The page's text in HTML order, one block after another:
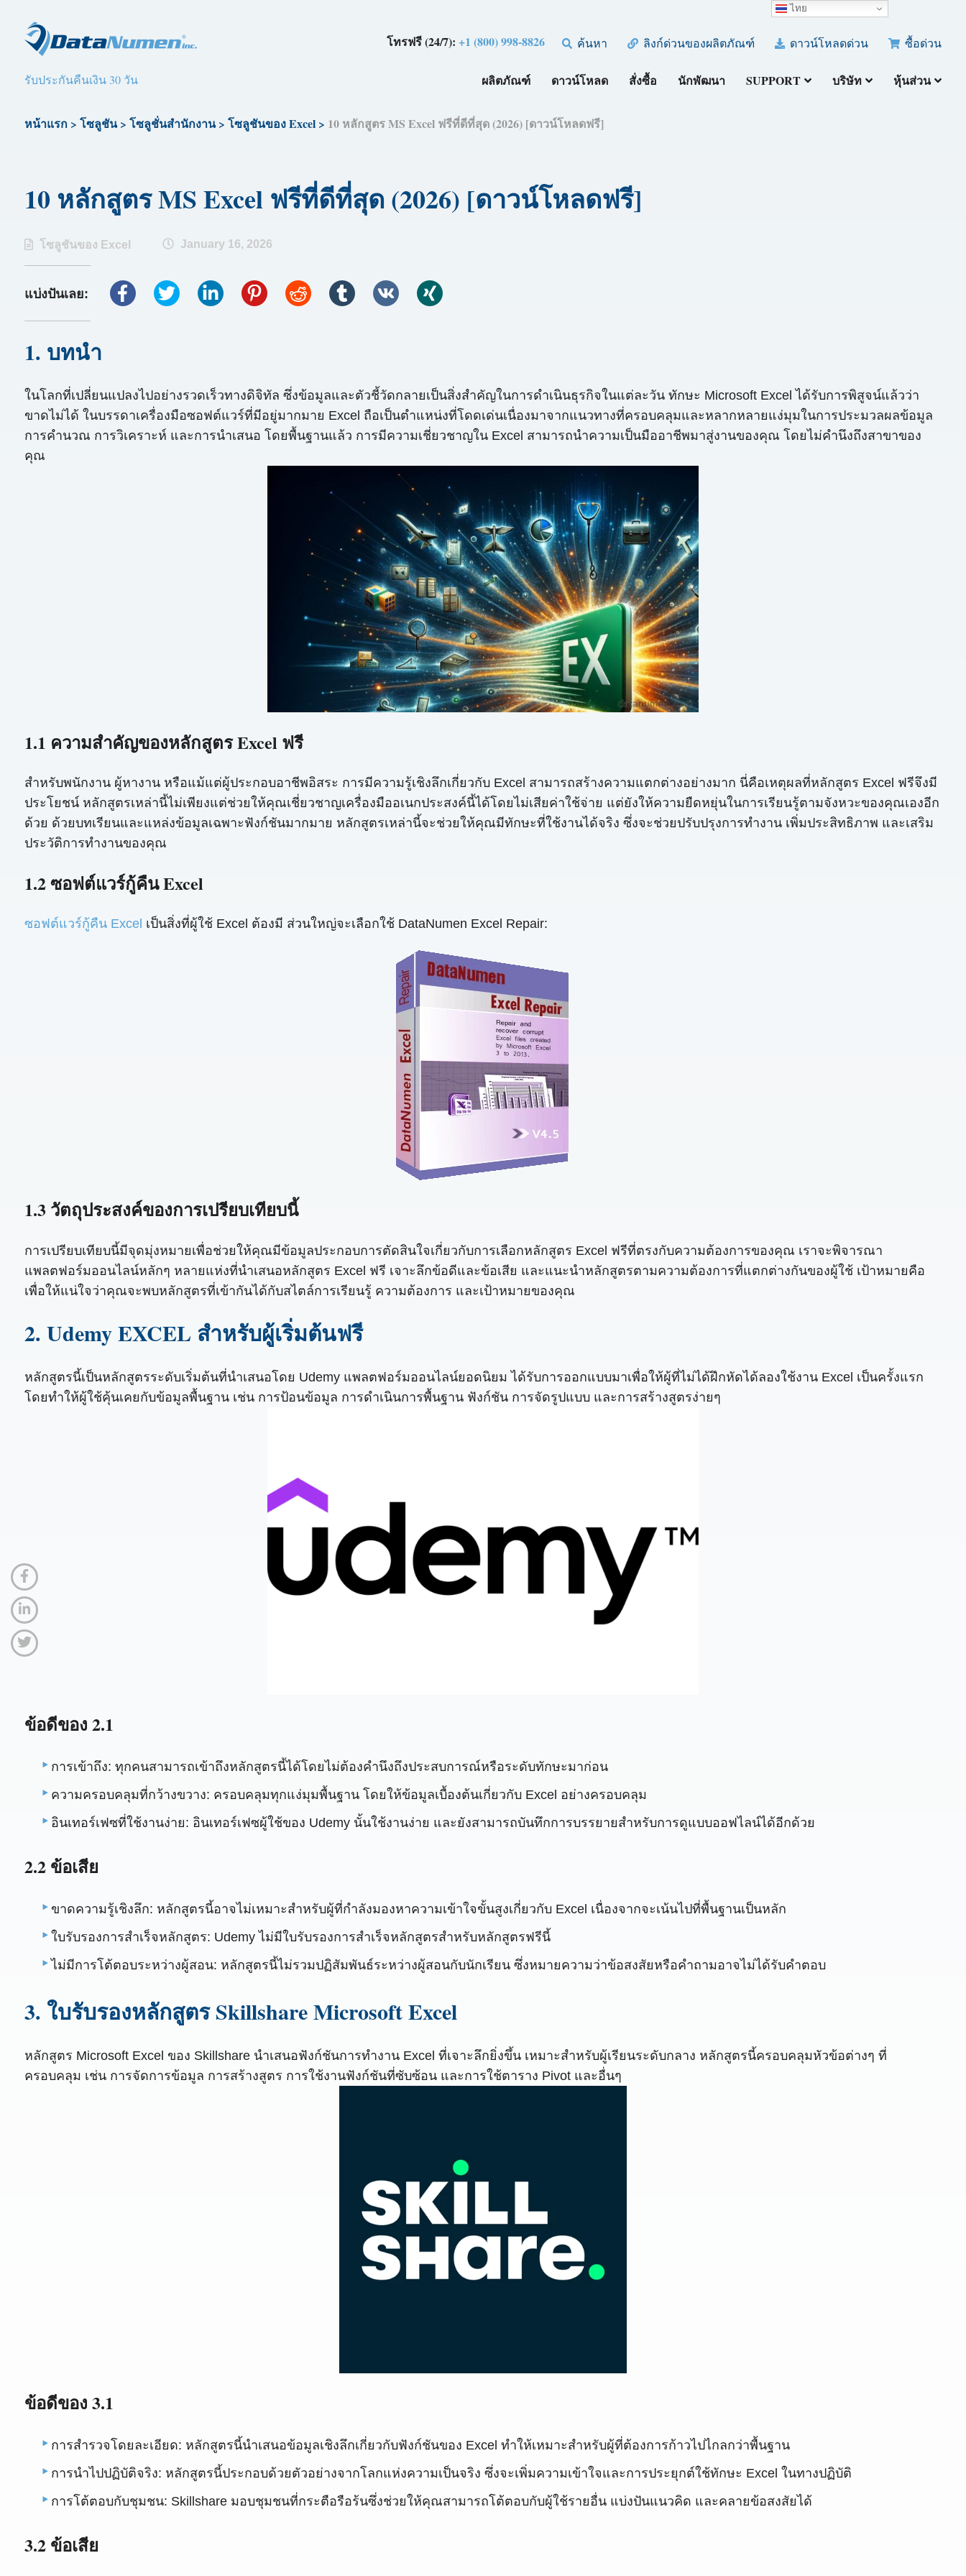
โทรฟรี (24/7):+1 (800) 998-8826 ค้นหา ลิงก์ด่วนของผลิตภัณฑ์ ดาวน์โหลดด่วน ซื้อด่วน
รับประกันคืนเงิน 30 วัน ผลิตภัณฑ์ ดาวน์โหลด สั่งซื้อ นักพัฒนา SUPPORT บริษัท หุ้นส่วน
หน้าแรก> โซลูชัน> โซลูชั่นสำนักงาน> โซลูชันของ Excel> 10 หลักสูตร MS Excel ฟรีที่ดีที่สุด (2026) [ดาวน์โหลดฟรี]
10 หลักสูตร MS Excel ฟรีที่ดีที่สุด (2026) [ดาวน์โหลดฟรี]
โซลูชันของ Excel January 16, 2026
แบ่งปันเลย:
1. บทนำ
ในโลกที่เปลี่ยนแปลงไปอย่างรวดเร็วทางดิจิทัล ซึ่งข้อมูลและตัวชี้วัดกลายเป็นสิ่งสำคัญในการดำเนินธุรกิจในแต่ละวัน ทักษะ Microsoft Excel ได้รับการพิสูจน์แล้วว่า
ขาดไม่ได้ ในบรรดาเครื่องมือซอฟต์แวร์ที่มีอยู่มากมาย Excel ถือเป็นตำแหน่งที่โดดเด่นเนื่องมาจากแนวทางที่ครอบคลุมและหลากหลายแง่มุมในการประมวลผลข้อมูล
การคำนวณ การวิเคราะห์ และการนำเสนอ โดยพื้นฐานแล้ว การมีความเชี่ยวชาญใน Excel สามารถนำความเป็นมืออาชีพมาสู่งานของคุณ โดยไม่คำนึงถึงสาขาของ
คุณ
1.1 ความสำคัญของหลักสูตร Excel ฟรี
สำหรับพนักงาน ผู้หางาน หรือแม้แต่ผู้ประกอบอาชีพอิสระ การมีความรู้เชิงลึกเกี่ยวกับ Excel สามารถสร้างความแตกต่างอย่างมาก นี่คือเหตุผลที่หลักสูตร Excel ฟรีจึงมี
ประโยชน์ หลักสูตรเหล่านี้ไม่เพียงแต่ช่วยให้คุณเชี่ยวชาญเครื่องมืออเนกประสงค์นี้ได้โดยไม่เสียค่าใช้จ่าย แต่ยังให้ความยืดหยุ่นในการเรียนรู้ตามจังหวะของคุณเองอีก
ด้วย ด้วยบทเรียนและแหล่งข้อมูลเฉพาะฟังก์ชันมากมาย หลักสูตรเหล่านี้จะช่วยให้คุณมีทักษะที่ใช้งานได้จริง ซึ่งจะช่วยปรับปรุงการทำงาน เพิ่มประสิทธิภาพ และเสริม
ประวัติการทำงานของคุณ
1.2 ซอฟต์แวร์กู้คืน Excel
ซอฟต์แวร์กู้คืน Excel เป็นสิ่งที่ผู้ใช้ Excel ต้องมี ส่วนใหญ่จะเลือกใช้ DataNumen Excel Repair:
1.3 วัตถุประสงค์ของการเปรียบเทียบนี้
การเปรียบเทียบนี้มีจุดมุ่งหมายเพื่อช่วยให้คุณมีข้อมูลประกอบการตัดสินใจเกี่ยวกับการเลือกหลักสูตร Excel ฟรีที่ตรงกับความต้องการของคุณ เราจะพิจารณา
แพลตฟอร์มออนไลน์หลักๆ หลายแห่งที่นำเสนอหลักสูตร Excel ฟรี เจาะลึกข้อดีและข้อเสีย และแนะนำหลักสูตรตามความต้องการที่แตกต่างกันของผู้ใช้ เป้าหมายคือ
เพื่อให้แน่ใจว่าคุณจะพบหลักสูตรที่เข้ากันได้กับสไตล์การเรียนรู้ ความต้องการ และเป้าหมายของคุณ
2. Udemy EXCEL สำหรับผู้เริ่มต้นฟรี
หลักสูตรนี้เป็นหลักสูตรระดับเริ่มต้นที่นำเสนอโดย Udemy แพลตฟอร์มออนไลน์ยอดนิยม ได้รับการออกแบบมาเพื่อให้ผู้ที่ไม่ได้ฝึกหัดได้ลองใช้งาน Excel เป็นครั้งแรก
โดยทำให้ผู้ใช้คุ้นเคยกับข้อมูลพื้นฐาน เช่น การป้อนข้อมูล การดำเนินการพื้นฐาน ฟังก์ชัน การจัดรูปแบบ และการสร้างสูตรง่ายๆ
ข้อดีของ 2.1
การเข้าถึง: ทุกคนสามารถเข้าถึงหลักสูตรนี้ได้โดยไม่ต้องคำนึงถึงประสบการณ์หรือระดับทักษะมาก่อน
ความครอบคลุมที่กว้างขวาง: ครอบคลุมทุกแง่มุมพื้นฐาน โดยให้ข้อมูลเบื้องต้นเกี่ยวกับ Excel อย่างครอบคลุม
อินเทอร์เฟซที่ใช้งานง่าย: อินเทอร์เฟซผู้ใช้ของ Udemy นั้นใช้งานง่าย และยังสามารถบันทึกการบรรยายสำหรับการดูแบบออฟไลน์ได้อีกด้วย
2.2 ข้อเสีย
ขาดความรู้เชิงลึก: หลักสูตรนี้อาจไม่เหมาะสำหรับผู้ที่กำลังมองหาความเข้าใจขั้นสูงเกี่ยวกับ Excel เนื่องจากจะเน้นไปที่พื้นฐานเป็นหลัก
ใบรับรองการสำเร็จหลักสูตร: Udemy ไม่มีใบรับรองการสำเร็จหลักสูตรสำหรับหลักสูตรฟรีนี้
ไม่มีการโต้ตอบระหว่างผู้สอน: หลักสูตรนี้ไม่รวมปฏิสัมพันธ์ระหว่างผู้สอนกับนักเรียน ซึ่งหมายความว่าข้อสงสัยหรือคำถามอาจไม่ได้รับคำตอบ
3. ใบรับรองหลักสูตร Skillshare Microsoft Excel
หลักสูตร Microsoft Excel ของ Skillshare นำเสนอฟังก์ชันการทำงาน Excel ที่เจาะลึกยิ่งขึ้น เหมาะสำหรับผู้เรียนระดับกลาง หลักสูตรนี้ครอบคลุมหัวข้อต่างๆ ที่
ครอบคลุม เช่น การจัดการข้อมูล การสร้างสูตร การใช้งานฟังก์ชันที่ซับซ้อน และการใช้ตาราง Pivot และอื่นๆ
ข้อดีของ 3.1
การสำรวจโดยละเอียด: หลักสูตรนี้นำเสนอข้อมูลเชิงลึกเกี่ยวกับฟังก์ชันของ Excel ทำให้เหมาะสำหรับผู้ที่ต้องการก้าวไปไกลกว่าพื้นฐาน
การนำไปปฏิบัติจริง: หลักสูตรนี้ประกอบด้วยตัวอย่างจากโลกแห่งความเป็นจริง ซึ่งจะเพิ่มความเข้าใจและการประยุกต์ใช้ทักษะ Excel ในทางปฏิบัติ
การโต้ตอบกับชุมชน: Skillshare มอบชุมชนที่กระตือรือร้นซึ่งช่วยให้คุณสามารถโต้ตอบกับผู้ใช้รายอื่น แบ่งปันแนวคิด และคลายข้อสงสัยได้
3.2 ข้อเสีย
ไทย